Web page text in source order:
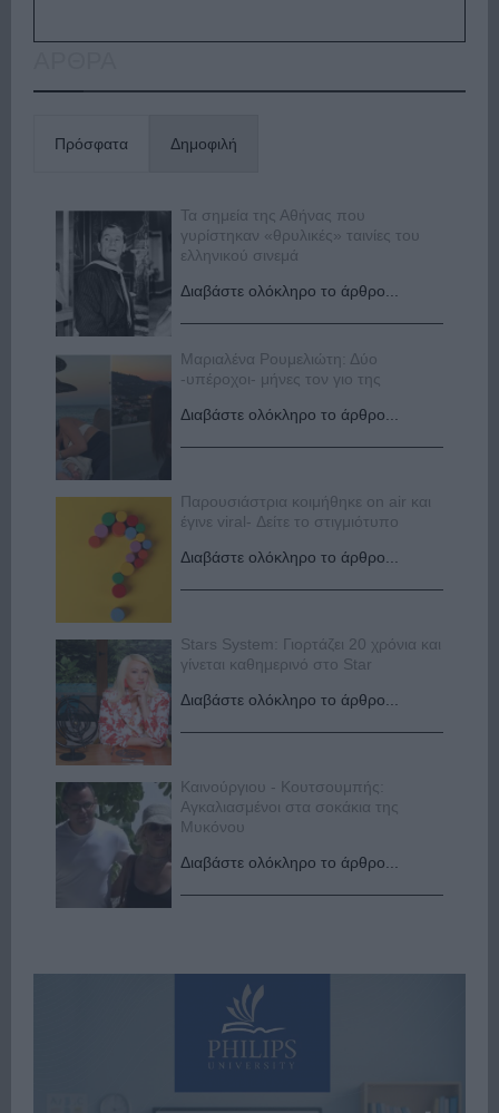
Πρόσφατα Δημοφιλή
Τα σημεία της Αθήνας που
γυρίστηκαν «θρυλικές» ταινίες του
ελληνικού σινεμά
Διαβάστε ολόκληρο το άρθρο...
Μαριαλένα Ρουμελιώτη: Δύο
-υπέροχοι- μήνες τον γιο της
Διαβάστε ολόκληρο το άρθρο...
Παρουσιάστρια κοιμήθηκε on air και
έγινε viral- Δείτε το στιγμιότυπο
Διαβάστε ολόκληρο το άρθρο...
Stars System: Γιορτάζει 20 χρόνια και
γίνεται καθημερινό στο Star
Διαβάστε ολόκληρο το άρθρο...
Καινούργιου - Κουτσουμπής:
Αγκαλιασμένοι στα σοκάκια της
Μυκόνου
Διαβάστε ολόκληρο το άρθρο...